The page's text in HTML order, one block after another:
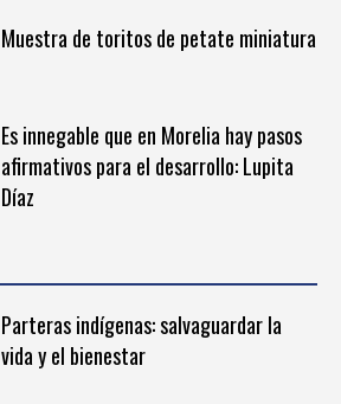
Muestra de toritos de petate miniatura
Es innegable que en Morelia hay pasos
afirmativos para el desarrollo: Lupita
Díaz
Parteras indígenas: salvaguardar la
vida y el bienestar